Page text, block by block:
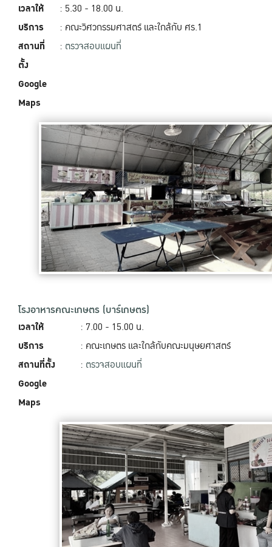
เวลาให้
บริการ
สถานที่
ตั้ง
Google
Maps
: 5.30 - 18.00 น.
: คณะวิศวกรรมศาสตร์ และใกล้กับ ศร.1
: ตรวจสอบแผนที่
โรงอาหารคณะเกษตร (บาร์เกษตร)
เวลาให้
บริการ
สถานที่ตั้ง
Google
Maps
: 7.00 - 15.00 น.
: คณะเกษตร และใกล้กับคณะมนุษยศาสตร์
: ตรวจสอบแผนที่